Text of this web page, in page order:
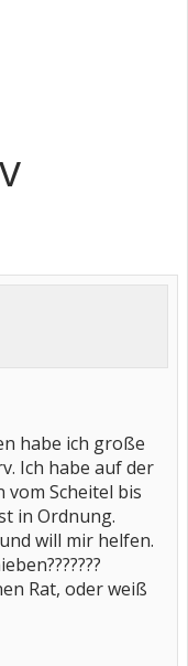
habe ich große
Ich habe auf der
vom Scheitel bis
in Ordnung.
will mir helfen.
Rat, oder weiß